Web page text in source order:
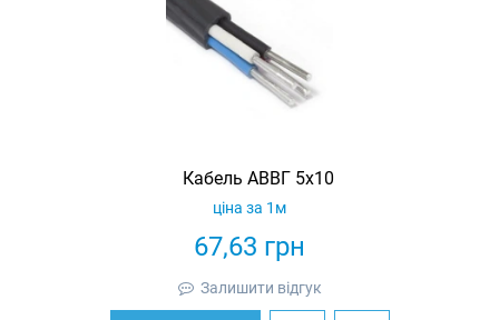
Кабель АВВГ 5х10
67,63 грн
ціна за 1м
Залишити відгук